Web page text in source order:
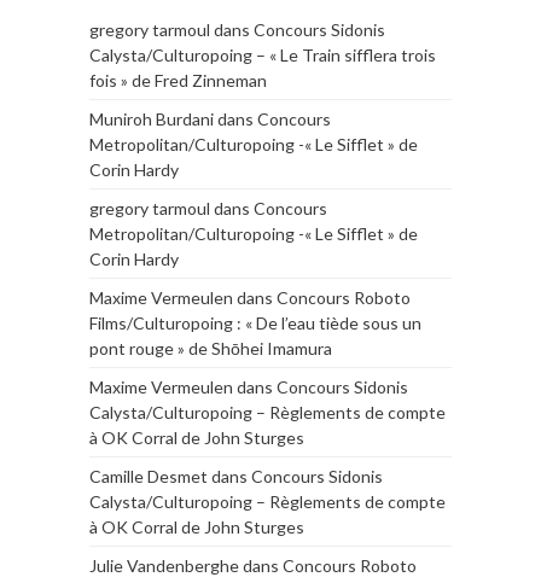
gregory tarmoul dans Concours Sidonis
Calysta/Culturopoing – « Le Train sifflera trois
fois » de Fred Zinneman
Muniroh Burdanidans Concours
Metropolitan/Culturopoing -« Le Sifflet » de
Corin Hardy
gregory tarmoul dans Concours
Metropolitan/Culturopoing -« Le Sifflet » de
Corin Hardy
Maxime Vermeulen dans Concours Roboto
Films/Culturopoing : « De l’eau tiède sous un
pont rouge » de Shōhei Imamura
Maxime Vermeulen dans Concours Sidonis
Calysta/Culturopoing – Règlements de compte
à OK Corral de John Sturges
Camille Desmet dans Concours Sidonis
Calysta/Culturopoing – Règlements de compte
à OK Corral de John Sturges
Julie Vandenberghedans Concours Roboto